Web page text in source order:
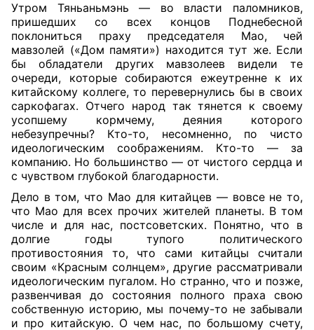
Утром Тяньаньмэнь — во власти паломников,
пришедших со всех концов Поднебесной
поклониться праху председателя Мао, чей
мавзолей («Дом памяти») находится тут же. Если
бы обладатели других мавзолеев видели те
очереди, которые собираются ежеутренне к их
китайскому коллеге, то перевернулись бы в своих
саркофагах. Отчего народ так тянется к своему
усопшему кормчему, деяния которого
небезупречны? Кто-то, несомненно, по чисто
идеологическим соображениям. Кто-то — за
компанию. Но большинство — от чистого сердца и
с чувством глубокой благодарности.
Дело в том, что Мао для китайцев — вовсе не то,
что Мао для всех прочих жителей планеты. В том
числе и для нас, постсоветских. Понятно, что в
долгие годы тупого политического
противостояния то, что сами китайцы считали
своим «Красным солнцем», другие рассматривали
идеологическим пугалом. Но странно, что и позже,
развенчивая до состояния полного праха свою
собственную историю, мы почему-то не забывали
и про китайскую. О чем нас, по большому счету,